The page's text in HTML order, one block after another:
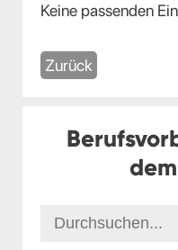
Keine passenden
Zurück